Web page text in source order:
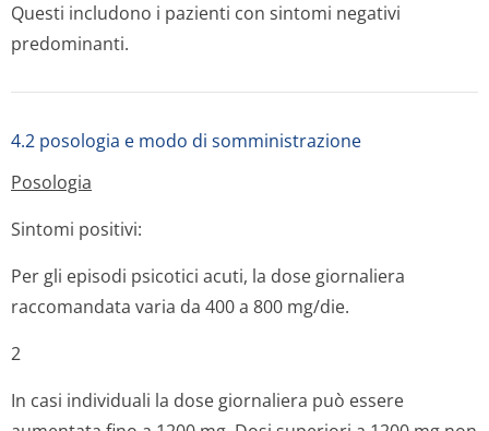
Questi includono i pazienti con sintomi negativi
predominanti.
4.2 posologia e modo di somministrazione
Posologia
Sintomi positivi:
Per gli episodi psicotici acuti, la dose giornaliera
raccomandata varia da 400 a 800 mg/die.
2
In casi individuali la dose giornaliera può essere